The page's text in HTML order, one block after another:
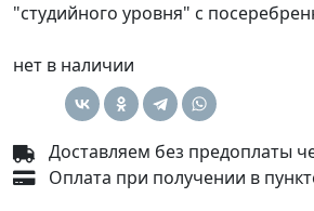
"студийного уровня" с
нет в наличии
Доставляем без предоплаты
Оплата при получении в